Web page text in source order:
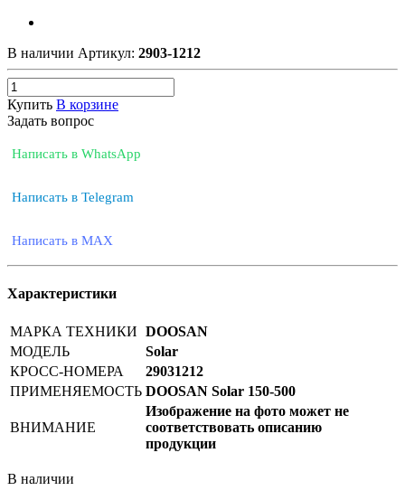
В наличии Артикул: 2903-1212
Купить В корзине
Задать вопрос
Написать в WhatsApp
Написать в Telegram
Написать в MAX
Характеристики
МАРКА ТЕХНИКИ DOOSAN
МОДЕЛЬ
Solar
КРОСС-НОМЕРА
29031212
ПРИМЕНЯЕМОСТЬ DOOSAN Solar 150-500
ВНИМАНИЕ
Изображение на фото может не
соответствовать описанию
продукции
В наличии